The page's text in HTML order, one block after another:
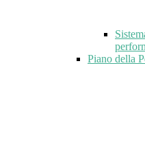
Piano della